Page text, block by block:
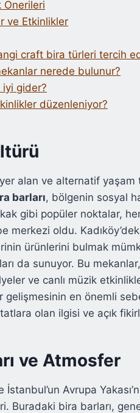
Önerileri
ve Etkinlikler
craft bira türleri tercih
nerede bulunur?
iyi gider?
düzenleniyor?
alan ve alternatif yaşam
barları, bölgenin sosyal
gibi popüler noktalar,
merkezi oldu.
ürünlerini bulmak
da sunuyor. Bu
ve canlı müzik
gelişmesinin en önemli
olan ilgisi ve açık fikirli
ve Atmosfer
Avrupa
Buradaki bira barları,